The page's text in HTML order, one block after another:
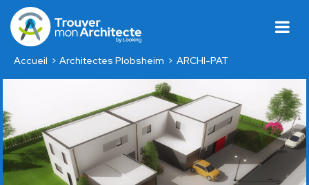
Accueil Architectes Plobsheim ARCHI-PAT